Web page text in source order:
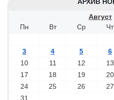
Август
Пн
Вт Ср Чт
3
4 5 6
10
11 12 13
17
18 19 20
24
25 26 27
31